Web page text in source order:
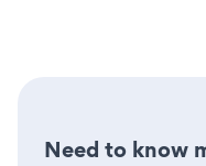
Need to know